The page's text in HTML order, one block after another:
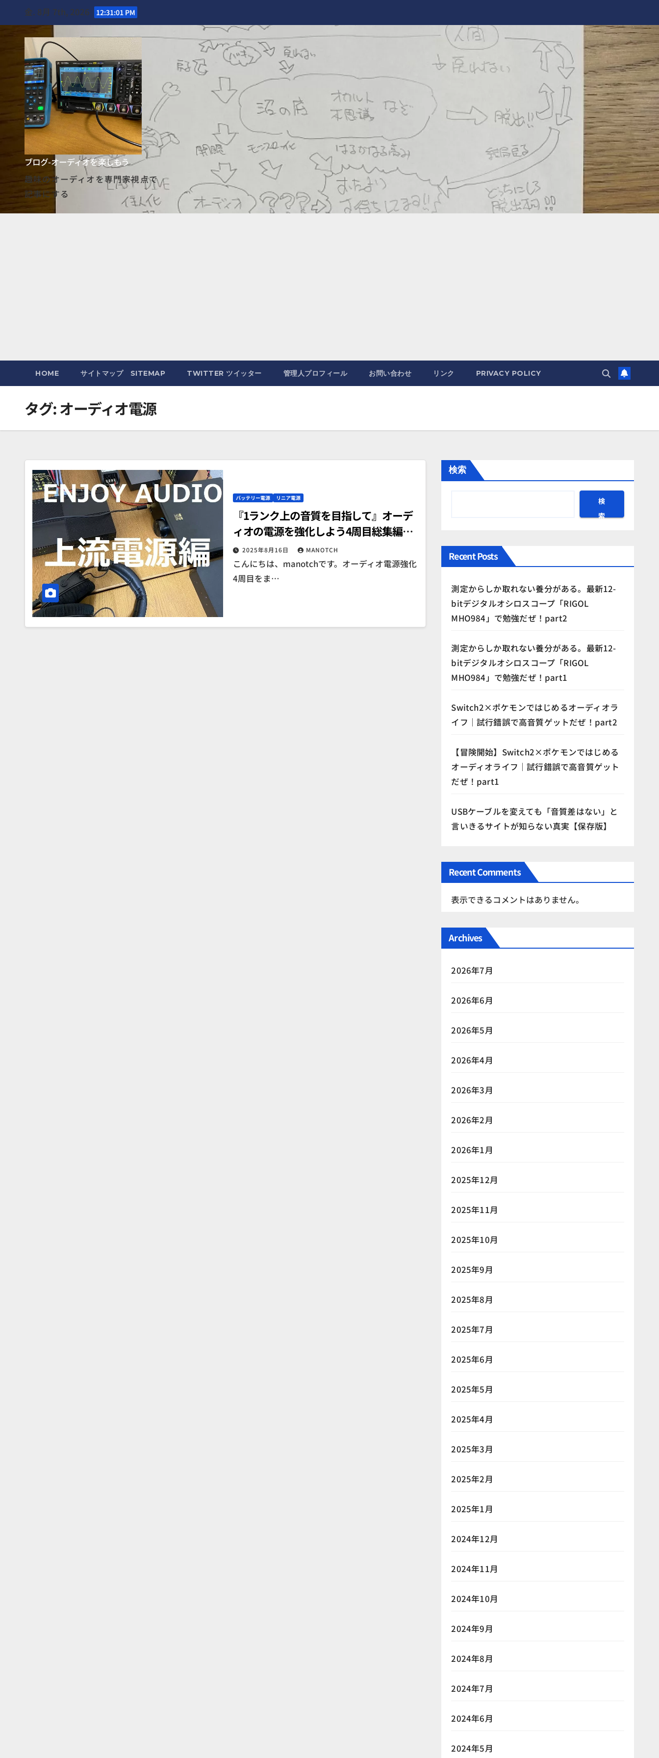
content
金. 8月 7th, 2026 12:31:02 PM
ブログ-オーディオを楽しもう
趣味のオーディオを専門家視点で
記事にする
HOME サイトマップ SITEMAP TWITTER ツイッター 管理人プロフィール お問い合わせ リンク PRIVACY POLICY
タグ:オーディオ電源
バッテリー電源 リニア電源
『1ランク上の音質を目指して』オーデ
ィオの電源を強化しよう4周目総集編
（上流電源）
2025年8月16日 MANOTCH
こんにちは、manotchです。オーディオ電源強化
4周目をま…
検索
検
索
Recent Posts
測定からしか取れない養分がある。最新12-
bitデジタルオシロスコープ「RIGOL
MHO984」で勉強だぜ！part2
測定からしか取れない養分がある。最新12-
bitデジタルオシロスコープ「RIGOL
MHO984」で勉強だぜ！part1
Switch2×ポケモンではじめるオーディオラ
イフ｜試行錯誤で高音質ゲットだぜ！part2
【冒険開始】Switch2×ポケモンではじめる
オーディオライフ｜試行錯誤で高音質ゲット
だぜ！part1
USBケーブルを変えても「音質差はない」と
言いきるサイトが知らない真実【保存版】
Recent Comments
表示できるコメントはありません。
Archives
2026年7月
2026年6月
2026年5月
2026年4月
2026年3月
2026年2月
2026年1月
2025年12月
2025年11月
2025年10月
2025年9月
2025年8月
2025年7月
2025年6月
2025年5月
2025年4月
2025年3月
2025年2月
2025年1月
2024年12月
2024年11月
2024年10月
2024年9月
2024年8月
2024年7月
2024年6月
2024年5月